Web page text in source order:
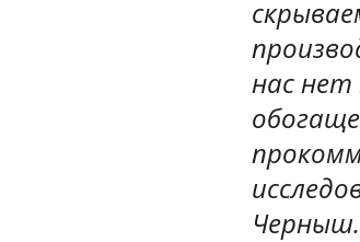
нас нет
Черныш.